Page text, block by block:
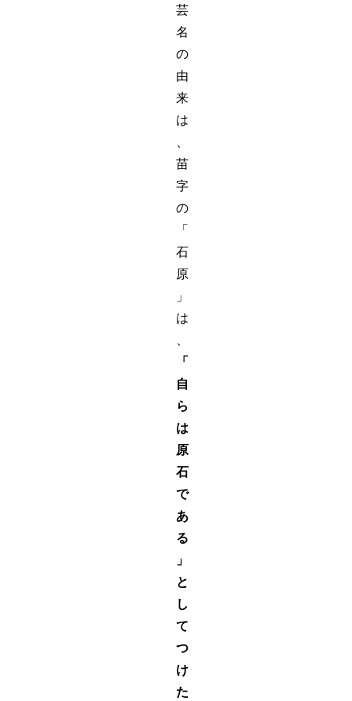
芸
名
の
由
来
は
苗
字
の
「
石
原
」
は
「
自
ら
は
原
石
で
あ
る
」
と
し
て
つ
け
た